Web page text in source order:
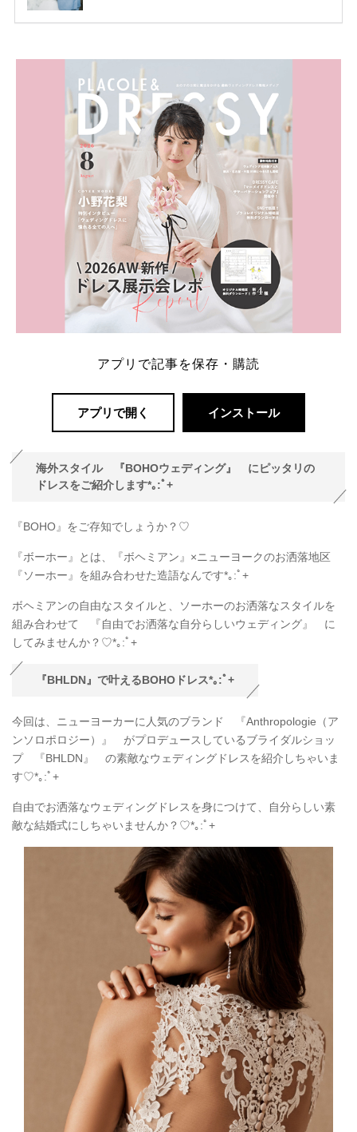
ため、比較せずに選ぶと損をしてしまうことも……。
内容：特典金額・条件・応募方法・注意点 「どこが
一番お得？」「プラコレの特典は？」といった疑問も
解決します。 まずは診断で候補を絞れる「ウェディ
ング診断」か、体験型 […]
続きを読む
アプリで記事を保存・購読
アプリで開く インストール
海外スタイル 『BOHOウェディング』 にピッタリの
ドレスをご紹介します*｡:ﾟ+
『BOHO』をご存知でしょうか？♡
『ボーホー』とは、『ボヘミアン』×ニューヨークのお洒落地区
『ソーホー』を組み合わせた造語なんです*｡:ﾟ+
ボヘミアンの自由なスタイルと、ソーホーのお洒落なスタイルを
組み合わせて 『自由でお洒落な自分らしいウェディング』 に
してみませんか？♡*｡:ﾟ+
『BHLDN』で叶えるBOHOドレス*｡:ﾟ+
今回は、ニューヨーカーに人気のブランド 『Anthropologie（ア
ンソロポロジー）』 がプロデュースしているブライダルショッ
プ 『BHLDN』 の素敵なウェディングドレスを紹介しちゃいま
す♡*｡:ﾟ+
自由でお洒落なウェディングドレスを身につけて、自分らしい素
敵な結婚式にしちゃいませんか？♡*｡:ﾟ+